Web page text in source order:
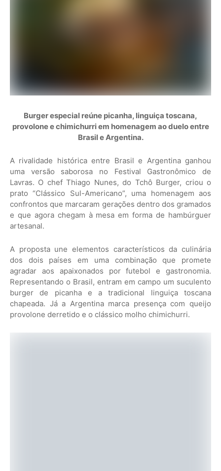
Burger especial reúne picanha, linguiça toscana,
provolone e chimichurri em homenagem ao duelo entre
Brasil e Argentina.
A rivalidade histórica entre Brasil e Argentina ganhou
uma versão saborosa no Festival Gastronômico de
Lavras. O chef Thiago Nunes, do Tchô Burger, criou o
prato “Clássico Sul-Americano”, uma homenagem aos
confrontos que marcaram gerações dentro dos gramados
e que agora chegam à mesa em forma de hambúrguer
artesanal.
A proposta une elementos característicos da culinária
dos dois países em uma combinação que promete
agradar aos apaixonados por futebol e gastronomia.
Representando o Brasil, entram em campo um suculento
burger de picanha e a tradicional linguiça toscana
chapeada. Já a Argentina marca presença com queijo
provolone derretido e o clássico molho chimichurri.